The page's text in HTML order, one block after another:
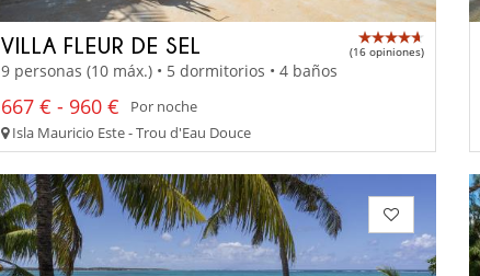
VILLA FLEUR DE SEL (16 opiniones)
9 personas (10 máx.) • 5 dormitorios • 4 baños
667 € - 960 €
Por noche
Isla Mauricio Este - Trou d'Eau Douce